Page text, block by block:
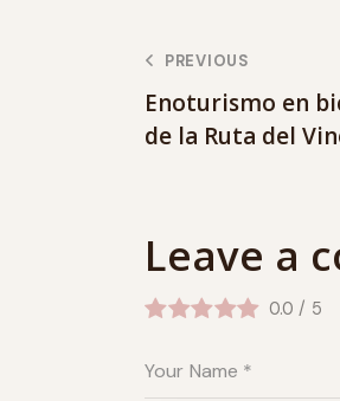
PREVIOUS
Enoturismo en
de la Ruta del
Leave a
0.0 / 5